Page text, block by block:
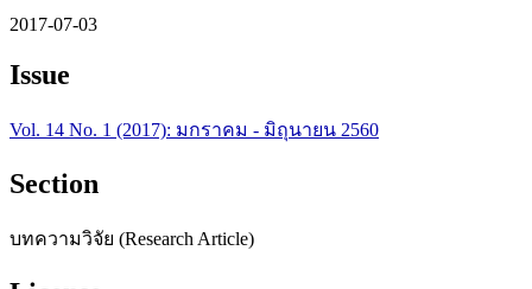
2017-07-03
Issue
Vol. 14 No. 1 (2017): มกราคม - มิถุนายน 2560
Section
บทความวิจัย (Research Article)